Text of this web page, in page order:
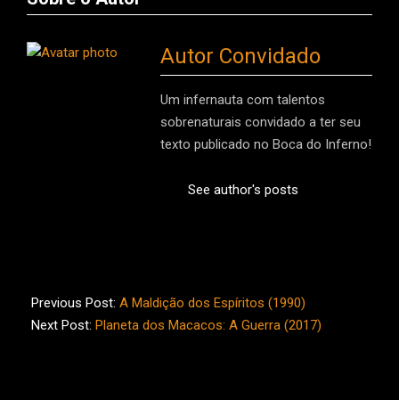
Autor Convidado
Um infernauta com talentos
sobrenaturais convidado a ter seu
texto publicado no Boca do Inferno!
See author's posts
08-
14
Previous Post: A Maldição dos Espíritos (1990)
Next Post: Planeta dos Macacos: A Guerra (2017)